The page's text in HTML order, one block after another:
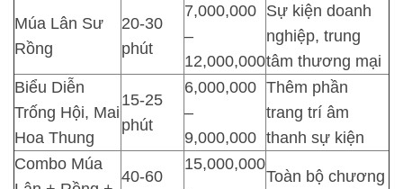
Múa Lân Sư
Rồng
20-30
phút
7,000,000
–
12,000,000
Sự kiện doanh
nghiệp, trung
tâm thương mại
Biểu Diễn
Trống Hội, Mai
Hoa Thung
15-25
phút
6,000,000
–
9,000,000
Thêm phần
trang trí âm
thanh sự kiện
Combo Múa
40-60
15,000,000
Toàn bộ chương